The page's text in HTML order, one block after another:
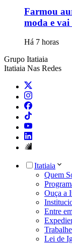
Farmou
moda e
Há 7 horas
Grupo Itatiaia
Itatiaia Nas Redes
Itatiaia
Quem
Ouça a
Entre
Lei de